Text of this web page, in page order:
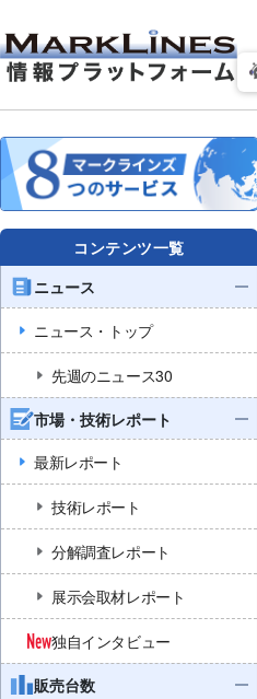
コンテンツ一覧
ニュース
ニュース・トップ
先週のニュース30
市場・技術レポート
最新レポート
技術レポート
分解調査レポート
展示会取材レポート
独自インタビュー
販売台数